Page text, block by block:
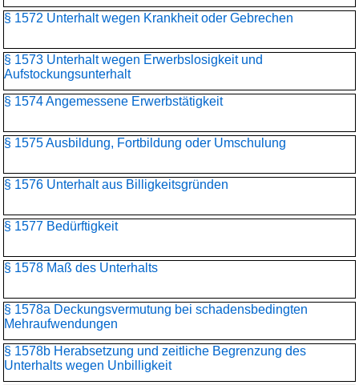
§ 1572 Unterhalt wegen Krankheit oder Gebrechen
§ 1573 Unterhalt wegen Erwerbslosigkeit und
Aufstockungsunterhalt
§ 1574 Angemessene Erwerbstätigkeit
§ 1575 Ausbildung, Fortbildung oder Umschulung
§ 1576 Unterhalt aus Billigkeitsgründen
§ 1577 Bedürftigkeit
§ 1578 Maß des Unterhalts
§ 1578a Deckungsvermutung bei schadensbedingten
Mehraufwendungen
§ 1578b Herabsetzung und zeitliche Begrenzung des
Unterhalts wegen Unbilligkeit